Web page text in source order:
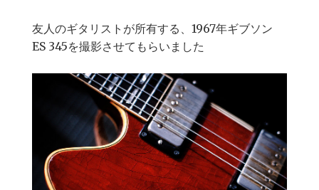
友人のギタリストが所有する、1967年ギブソン
ES 345を撮影させてもらいました